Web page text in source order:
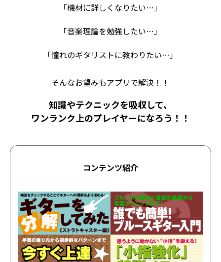
「機材に詳しくなりたい…」
「音楽理論を勉強したい…」
「憧れのギタリストに教わりたい…」
そんなお望みもアプリで解決！！
知識やテクニックを吸収して、
ワンランク上のプレイヤーになろう！！
コンテンツ紹介